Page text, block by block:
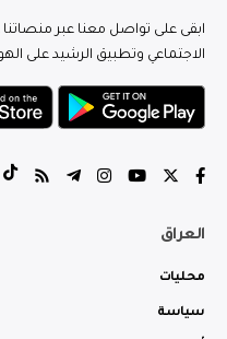
ابقى على تواصل معنا عبر
الاجتماعي وتطبيق الرشيد على
العراق
محليات
سياسة